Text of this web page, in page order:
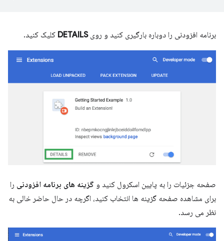
برنامه افزودنی را دوباره بارگیری کنید و رویDETAILS کلیک کنید.
صفحه جزئیات را به پایین اسکرول کنید و گزینه های برنامه افزودنی را
برای مشاهده صفحه گزینه ها انتخاب کنید، اگرچه در حال حاضر خالی به
نظر می رسد.